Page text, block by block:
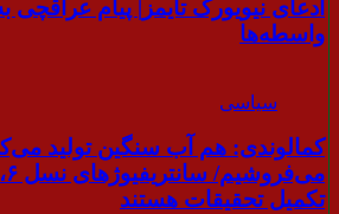
ادعای نیویورک تایمز| پیام عراقچی
واسطه‌ها
سیاسی
کمالوندی: هم آب سنگین تولید
تکمیل تحقیقات هستند